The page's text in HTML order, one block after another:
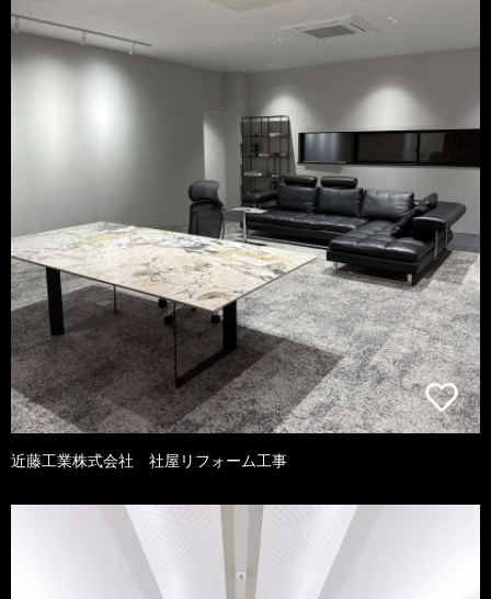
近藤工業株式会社 社屋リフォーム工事